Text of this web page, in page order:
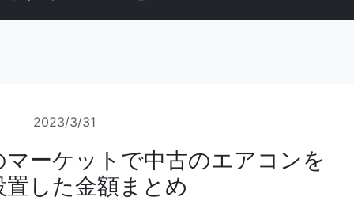
2023/3/31
ーケットで中古のエアコンを
置した金額まとめ